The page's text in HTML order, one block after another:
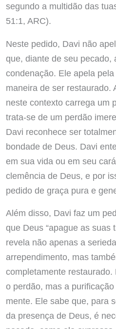
segundo a multidão das
51:1, ARC).
Neste pedido, Davi não
que, diante de seu pecado,
condenação. Ele apela
maneira de ser restaurado.
neste contexto carrega um
trata-se de um perdão
Davi reconhece ser
bondade de Deus. Davi
em sua vida ou em seu
clemência de Deus, e por
pedido de graça pura e
Além disso, Davi faz um
que Deus “apague as suas
revela não apenas a
arrependimento, mas
completamente
o perdão, mas a
mente. Ele sabe que, para
da presença de Deus, é